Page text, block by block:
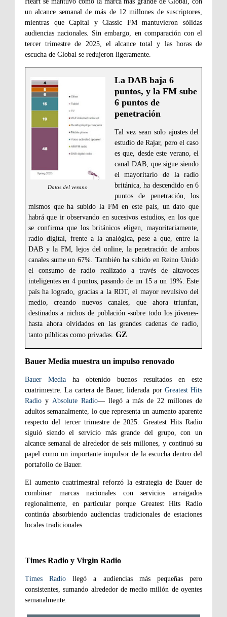
un alcance semanal de más de 12 millones de suscriptores,
mientras que Capital y Classic FM mantuvieron sólidas
audiencias nacionales. Sin embargo, en comparación con el
tercer trimestre de 2025, el alcance total y las horas de
escucha de Global se redujeron ligeramente.
Datos del verano
La DAB baja 6
puntos, y la FM sube
6 puntos de
penetración
Tal vez sean solo ajustes del
estudio de Rajar, pero el caso
es que, desde este verano, el
canal DAB, que sigue siendo
el mayoritario de la radio
británica, ha descendido en 6
puntos de penetración, los
mismos que ha subido la FM en este país, un dato que
habrá que ir observando en sucesivos estudios, en los que
se confirma que los británicos eligen, mayoritariamente,
radio digital, frente a la analógica, pese a que, entre la
DAB y la FM, lejos del online, la penetración de ambos
canales sume un 67%. También ha subido en Reino Unido
el consumo de radio realizado a través de altavoces
inteligentes en 4 puntos, pasando de un 15 a un 19%. Este
país ha logrado, gracias a la RDT, el mayor revulsivo del
medio, creando nuevos canales, que ahora triunfan,
destinados a nichos de población -sobre todo los jóvenes-
hasta ahora olvidados en las grandes cadenas de radio,
tanto públicas como privadas. GZ
Bauer Media muestra un impulso renovado
Bauer Media ha obtenido buenos resultados en este
cuatrimestre. La cartera de Bauer, liderada por Greatest Hits
Radio y Absolute Radio— llegó a más de 22 millones de
adultos semanalmente, lo que representa un aumento aparente
respecto del tercer trimestre de 2025. Greatest Hits Radio
siguió siendo el servicio más grande del grupo, con un
alcance semanal de alrededor de seis millones, y continuó su
papel como un importante impulsor de la escucha dentro del
portafolio de Bauer.
El aumento cuatrimestral reforzó la estrategia de Bauer de
combinar marcas nacionales con servicios arraigados
regionalmente, en particular porque Greatest Hits Radio
continúa absorbiendo audiencias tradicionales de estaciones
locales tradicionales.
Times Radio y Virgin Radio
Times Radio llegó a audiencias más pequeñas pero
consistentes, sumando alrededor de medio millón de oyentes
semanalmente.